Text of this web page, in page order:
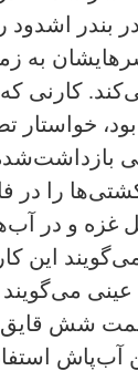
بندر اشدود
به
کارنی که
غزه و در
این
می‌گویند
شش قایق
آب‌پاش